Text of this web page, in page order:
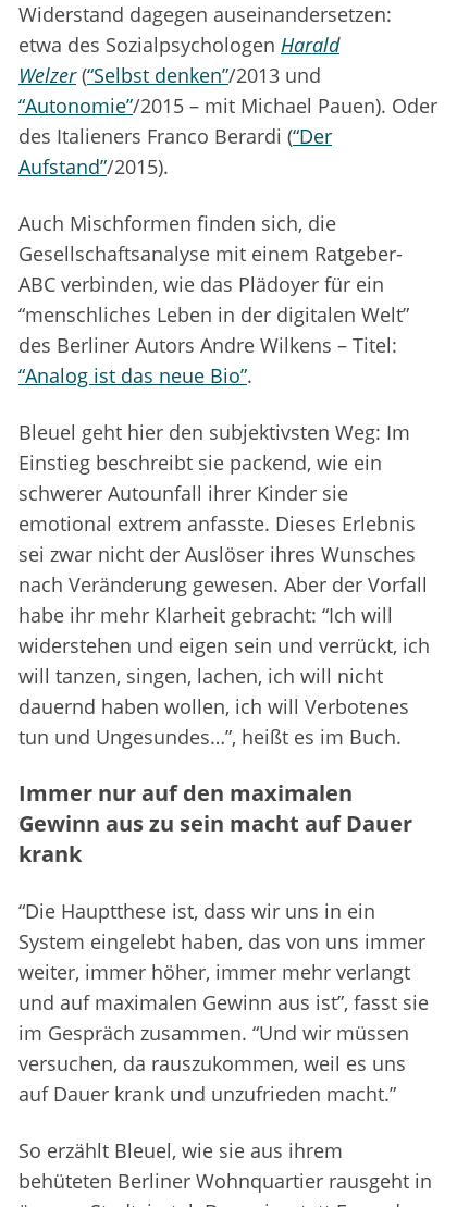
Widerstand dagegen auseinandersetzen:
etwa des Sozialpsychologen Harald
Welzer(“Selbst denken”/2013 und
“Autonomie”/2015 – mit Michael Pauen). Oder
des Italieners Franco Berardi (“Der
Aufstand”/2015).
Auch Mischformen finden sich, die
Gesellschaftsanalyse mit einem Ratgeber-
ABC verbinden, wie das Plädoyer für ein
“menschliches Leben in der digitalen Welt”
des Berliner Autors Andre Wilkens – Titel:
“Analog ist das neue Bio”.
Bleuel geht hier den subjektivsten Weg: Im
Einstieg beschreibt sie packend, wie ein
schwerer Autounfall ihrer Kinder sie
emotional extrem anfasste. Dieses Erlebnis
sei zwar nicht der Auslöser ihres Wunsches
nach Veränderung gewesen. Aber der Vorfall
habe ihr mehr Klarheit gebracht: “Ich will
widerstehen und eigen sein und verrückt, ich
will tanzen, singen, lachen, ich will nicht
dauernd haben wollen, ich will Verbotenes
tun und Ungesundes…”, heißt es im Buch.
Immer nur auf den maximalen
Gewinn aus zu sein macht auf Dauer
krank
“Die Hauptthese ist, dass wir uns in ein
System eingelebt haben, das von uns immer
weiter, immer höher, immer mehr verlangt
und auf maximalen Gewinn aus ist”, fasst sie
im Gespräch zusammen. “Und wir müssen
versuchen, da rauszukommen, weil es uns
auf Dauer krank und unzufrieden macht.”
So erzählt Bleuel, wie sie aus ihrem
behüteten Berliner Wohnquartier rausgeht in